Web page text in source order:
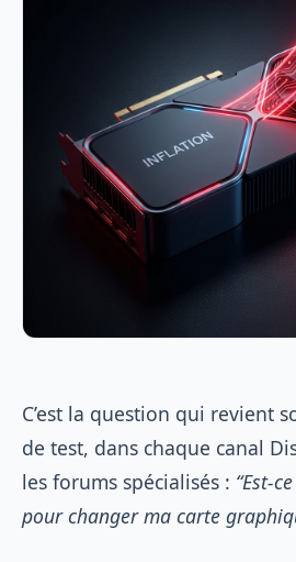
C’est la question qui revient
de test, dans chaque canal
les forums spécialisés : “Est-
pour changer ma carte